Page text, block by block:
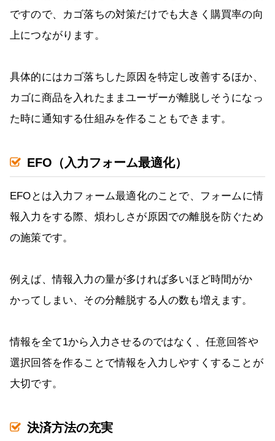
ですので、カゴ落ちの対策だけでも大きく購買率の向
上につながります。
具体的にはカゴ落ちした原因を特定し改善するほか、
カゴに商品を入れたままユーザーが離脱しそうになっ
た時に通知する仕組みを作ることもできます。
EFO（入力フォーム最適化）
EFOとは入力フォーム最適化のことで、フォームに情
報入力をする際、煩わしさが原因での離脱を防ぐため
の施策です。
例えば、情報入力の量が多ければ多いほど時間がか
かってしまい、その分離脱する人の数も増えます。
情報を全て1から入力させるのではなく、任意回答や
選択回答を作ることで情報を入力しやすくすることが
大切です。
決済方法の充実